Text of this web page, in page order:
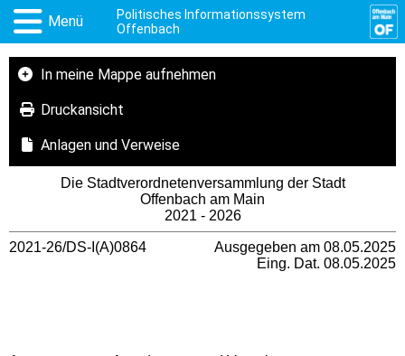
Menü
Politisches Informationssystem
Offenbach
In meine Mappe aufnehmen
Druckansicht
Anlagen und Verweise
Die Stadtverordnetenversammlung der Stadt
Offenbach am Main
2021 - 2026
2021-26/DS-I(A)0864
Ausgegeben am 08.05.2025
Eing. Dat. 08.05.2025